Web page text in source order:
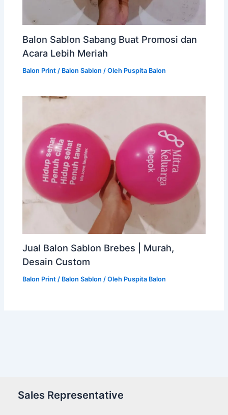
Balon Sablon Sabang Buat Promosi dan
Acara Lebih Meriah
Balon Print / Balon Sablon / Oleh Puspita Balon
Jual Balon Sablon Brebes | Murah,
Desain Custom
Balon Print / Balon Sablon / Oleh Puspita Balon
Sales Representative